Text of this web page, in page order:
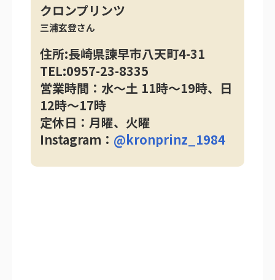
クロンプリンツ
三浦玄登さん
住所:長崎県諫早市八天町4-31
TEL:0957-23-8335
営業時間：水〜土 11時〜19時、日
12時〜17時
定休日：月曜、火曜
Instagram： @kronprinz_1984